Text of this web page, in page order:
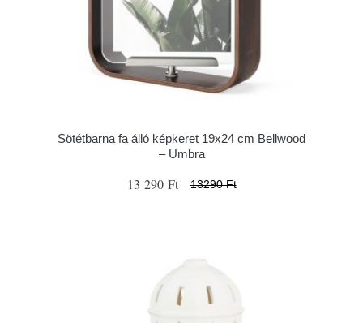
Sötétbarna fa álló képkeret 19x24 cm Bellwood
– Umbra
13 290 Ft 13290 Ft